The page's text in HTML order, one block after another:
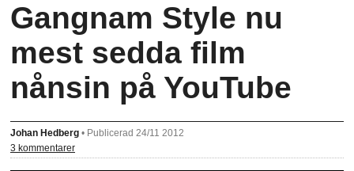
Gangnam Style nu
mest sedda film
nånsin på YouTube
Johan Hedberg • Publicerad 24/11 2012
3 kommentarer